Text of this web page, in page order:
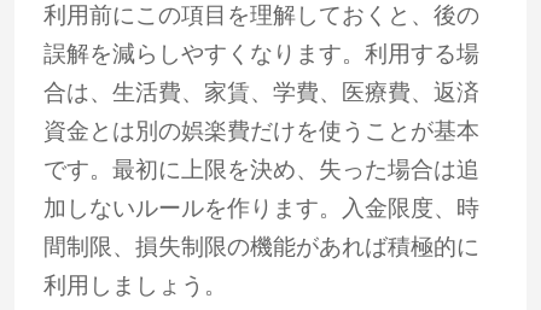
利用前にこの項目を理解しておくと、後の
誤解を減らしやすくなります。利用する場
合は、生活費、家賃、学費、医療費、返済
資金とは別の娯楽費だけを使うことが基本
です。最初に上限を決め、失った場合は追
加しないルールを作ります。入金限度、時
間制限、損失制限の機能があれば積極的に
利用しましょう。